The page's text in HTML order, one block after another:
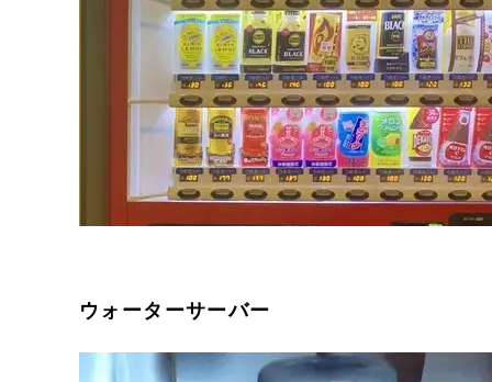
ウォーターサーバー